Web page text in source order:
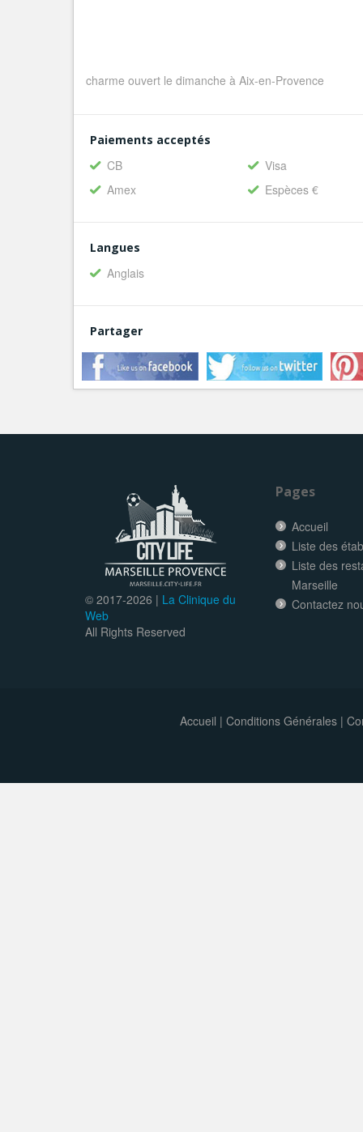
charme ouvert le dimanche à Aix-en-Provence
Paiements acceptés
CB
Visa
Amex
Espèces €
Langues
Anglais
Partager
© 2017-2026 | La Clinique du
Web
All Rights Reserved
Pages
Accueil
Liste des
Liste des
Marseille
Contactez
Accueil | Conditions Générales|